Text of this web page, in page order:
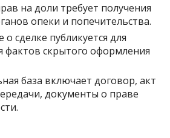
на доли требует получения
опеки и попечительства.
сделке публикуется для
фактов скрытого оформления
база включает договор, акт
документы о праве